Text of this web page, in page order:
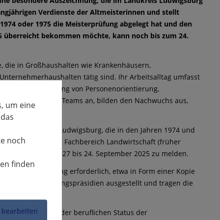
Verdienste der Altmeisterinnen und stellt
oder 1975 die Meisterprüfung abgelegt hat und den
überreicht bekommen möchte, kann noch bis zum 24.
in Großhaushalten wie Krankenhäusern,
tätig sind. Ihr Arbeitsalltag umfasst
Berücksichtigung von Personenorientierung,
leiten sie Teams an, bilden den Nachwuchs aus,
aus dem Kreis Ludwigsburg, die in den Jahren 1974 und
Ludwigsburg, Fachbereich Landwirtschaft (früher
07141 144-59927 bis 24. September 2025 zu melden.
Meisterprüfung erforderlich, etwa in Form einer Kopie
Regierungspräsidien ausgestellt und tragen die
Wohnort oder beruflichen Status der
um eine
noch
finden